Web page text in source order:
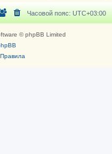
Часовой пояс: UTC+03:00
© phpBB Limited
Правила